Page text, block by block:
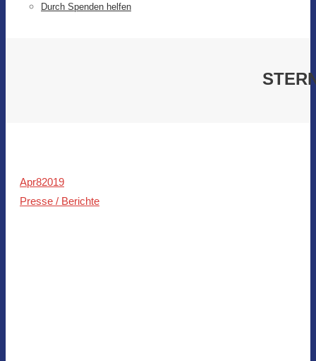
Durch Spenden helfen
Apr82019
Presse / Berichte